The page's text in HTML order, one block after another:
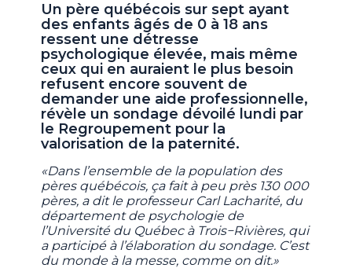
Un père québécois sur sept ayant
des enfants âgés de 0 à 18 ans
ressent une détresse
psychologique élevée, mais même
ceux qui en auraient le plus besoin
refusent encore souvent de
demander une aide professionnelle,
révèle un sondage dévoilé lundi par
le Regroupement pour la
valorisation de la paternité.
«Dans l’ensemble de la population des
pères québécois, ça fait à peu près 130 000
pères, a dit le professeur Carl Lacharité, du
département de psychologie de
l’Université du Québec à Trois−Rivières, qui
a participé à l’élaboration du sondage. C’est
du monde à la messe, comme on dit.»